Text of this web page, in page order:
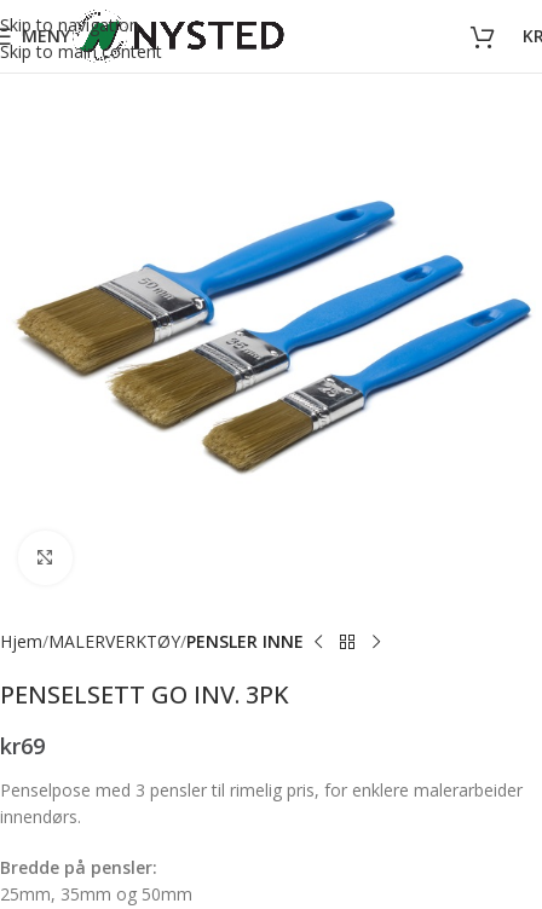
Skip to navigation
Skip to main content
MENY
Hjem MALERVERKTØY PENSLER INNE
PENSELSETT GO INV. 3PK
kr69
Penselpose med 3 pensler til rimelig pris, for enklere malerarbeider
innendørs.
Bredde på pensler:
25mm, 35mm og 50mm